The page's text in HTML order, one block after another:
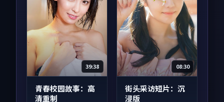
39:38
青春校园故事：高
清重制
08:30
街头采访短片：沉
浸版